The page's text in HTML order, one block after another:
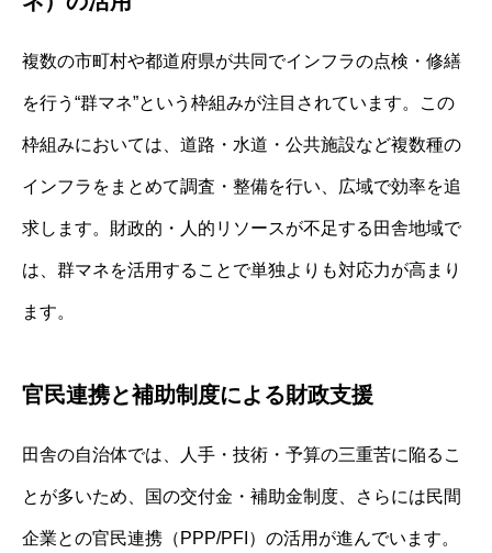
複数の市町村や都道府県が共同でインフラの点検・修繕
を行う“群マネ”という枠組みが注目されています。この
枠組みにおいては、道路・水道・公共施設など複数種の
インフラをまとめて調査・整備を行い、広域で効率を追
求します。財政的・人的リソースが不足する田舎地域で
は、群マネを活用することで単独よりも対応力が高まり
ます。
官民連携と補助制度による財政支援
田舎の自治体では、人手・技術・予算の三重苦に陥るこ
とが多いため、国の交付金・補助金制度、さらには民間
企業との官民連携（PPP/PFI）の活用が進んでいます。